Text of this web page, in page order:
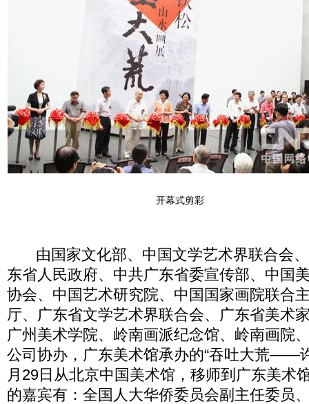
开幕式剪彩
由国家文化部、中国文学艺术界联合会、
东省人民政府、中共广东省委宣传部、中国
协会、中国艺术研究院、中国国家画院联合
厅、广东省文学艺术界联合会、广东省美术
广州美术学院、岭南画派纪念馆、岭南画院
公司协办，广东美术馆承办的“吞吐大荒——
月29日从北京中国美术馆，移师到广东美术
的嘉宾有：全国人大华侨委员会副主任委员